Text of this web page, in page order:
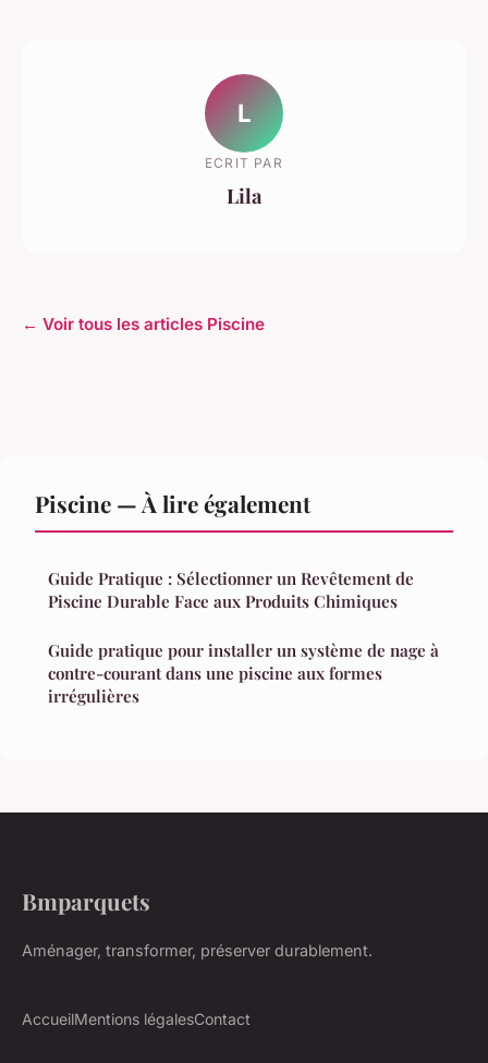
L
ECRIT PAR
Lila
← Voir tous les articles Piscine
Piscine — À lire également
Guide Pratique : Sélectionner un Revêtement de
Piscine Durable Face aux Produits Chimiques
Guide pratique pour installer un système de nage à
contre-courant dans une piscine aux formes
irrégulières
Bmparquets
Aménager, transformer, préserver durablement.
AccueilMentions légalesContact